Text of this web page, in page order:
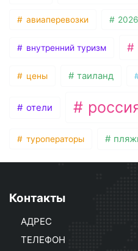
авиаперевозки 2026
внутренний туризм
цены таиланд
отели
туроператоры
Контакты
АДРЕС
ТЕЛЕФОН